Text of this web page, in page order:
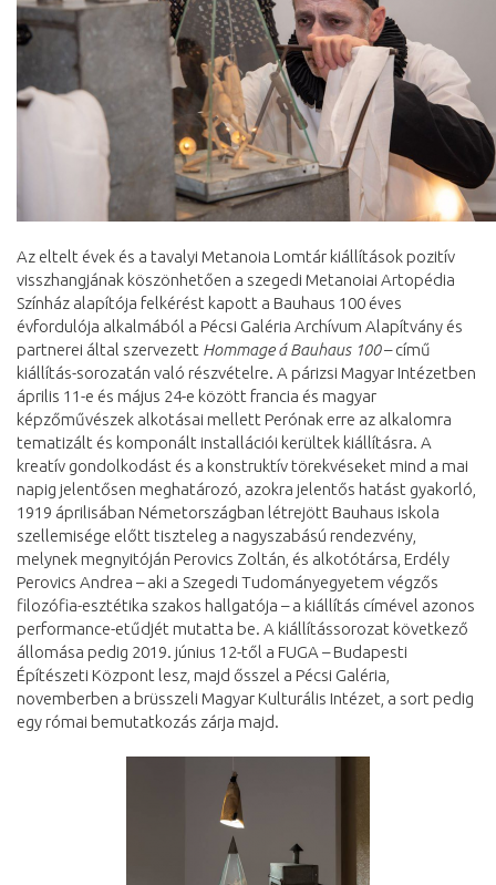
Az eltelt évek és a tavalyi Metanoia Lomtár kiállítások pozitív
visszhangjának köszönhetően a szegedi Metanoiai Artopédia
Színház alapítója felkérést kapott a Bauhaus 100 éves
évfordulója alkalmából a Pécsi Galéria Archívum Alapítvány és
partnerei által szervezett Hommage á Bauhaus 100– című
kiállítás-sorozatán való részvételre. A párizsi Magyar Intézetben
április 11-e és május 24-e között francia és magyar
képzőművészek alkotásai mellett Perónak erre az alkalomra
tematizált és komponált installációi kerültek kiállításra. A
kreatív gondolkodást és a konstruktív törekvéseket mind a mai
napig jelentősen meghatározó, azokra jelentős hatást gyakorló,
1919 áprilisában Németországban létrejött Bauhaus iskola
szellemisége előtt tiszteleg a nagyszabású rendezvény,
melynek megnyitóján Perovics Zoltán, és alkotótársa, Erdély
Perovics Andrea – aki a Szegedi Tudományegyetem végzős
filozófia-esztétika szakos hallgatója – a kiállítás címével azonos
performance-etűdjét mutatta be. A kiállítássorozat következő
állomása pedig 2019. június 12-től a FUGA – Budapesti
Építészeti Központ lesz, majd ősszel a Pécsi Galéria,
novemberben a brüsszeli Magyar Kulturális Intézet, a sort pedig
egy római bemutatkozás zárja majd.